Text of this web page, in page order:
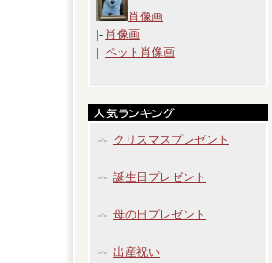
肖像画
|- 肖像画
|- ペット肖像画
クリスマスプレゼント
誕生日プレゼント
母の日プレゼント
出産祝い